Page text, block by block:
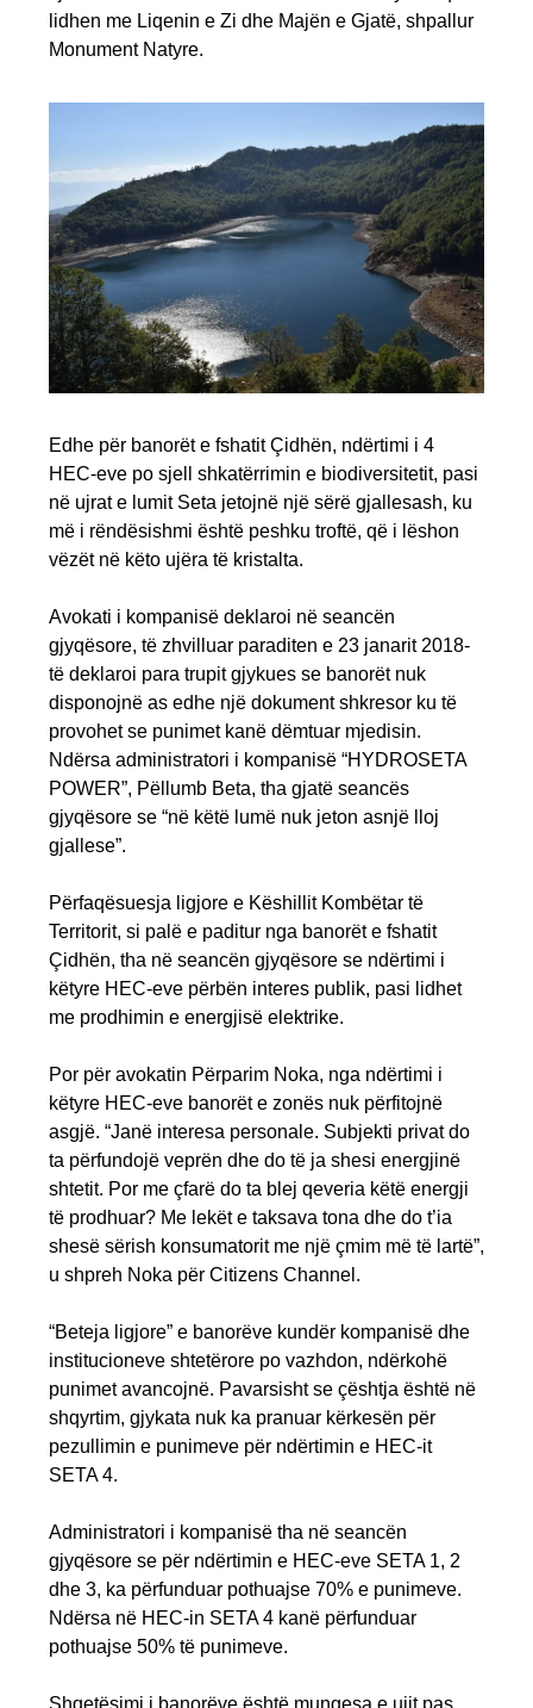
lidhen me Liqenin e Zi dhe Majën e Gjatë, shpallur
Monument Natyre.
Edhe për banorët e fshatit Çidhën, ndërtimi i 4
HEC-eve po sjell shkatërrimin e biodiversitetit, pasi
në ujrat e lumit Seta jetojnë një sërë gjallesash, ku
më i rëndësishmi është peshku troftë, që i lëshon
vëzët në këto ujëra të kristalta.
Avokati i kompanisë deklaroi në seancën
gjyqësore, të zhvilluar paraditen e 23 janarit 2018-
të deklaroi para trupit gjykues se banorët nuk
disponojnë as edhe një dokument shkresor ku të
provohet se punimet kanë dëmtuar mjedisin.
Ndërsa administratori i kompanisë “HYDROSETA
POWER”, Pëllumb Beta, tha gjatë seancës
gjyqësore se “në këtë lumë nuk jeton asnjë lloj
gjallese”.
Përfaqësuesja ligjore e Këshillit Kombëtar të
Territorit, si palë e paditur nga banorët e fshatit
Çidhën, tha në seancën gjyqësore se ndërtimi i
këtyre HEC-eve përbën interes publik, pasi lidhet
me prodhimin e energjisë elektrike.
Por për avokatin Përparim Noka, nga ndërtimi i
këtyre HEC-eve banorët e zonës nuk përfitojnë
asgjë. “Janë interesa personale. Subjekti privat do
ta përfundojë veprën dhe do të ja shesi energjinë
shtetit. Por me çfarë do ta blej qeveria këtë energji
të prodhuar? Me lekët e taksava tona dhe do t’ia
shesë sërish konsumatorit me një çmim më të lartë”,
u shpreh Noka për Citizens Channel.
“Beteja ligjore” e banorëve kundër kompanisë dhe
institucioneve shtetërore po vazhdon, ndërkohë
punimet avancojnë. Pavarsisht se çështja është në
shqyrtim, gjykata nuk ka pranuar kërkesën për
pezullimin e punimeve për ndërtimin e HEC-it
SETA 4.
Administratori i kompanisë tha në seancën
gjyqësore se për ndërtimin e HEC-eve SETA 1, 2
dhe 3, ka përfunduar pothuajse 70% e punimeve.
Ndërsa në HEC-in SETA 4 kanë përfunduar
pothuajse 50% të punimeve.